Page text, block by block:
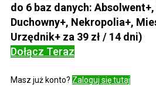
do 6 baz danych:
Duchowny+, Nekropolia+,
Urzędnik+ za 39 zł / 14 dni)
Dołącz Teraz
Masz już konto? Zaloguj się tutaj